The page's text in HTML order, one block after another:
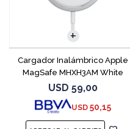
Cargador Inalámbrico Apple
MagSafe MHXH3AM White
USD 59,00
USD 50,15